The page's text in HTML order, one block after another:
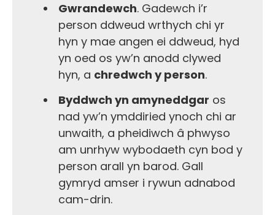
Gwrandewch. Gadewch i’r
person ddweud wrthych chi yr
hyn y mae angen ei ddweud, hyd
yn oed os yw’n anodd clywed
hyn, a chredwch y person.
Byddwch yn amyneddgar os
nad yw’n ymddiried ynoch chi ar
unwaith, a pheidiwch â phwyso
am unrhyw wybodaeth cyn bod y
person arall yn barod. Gall
gymryd amser i rywun adnabod
cam-drin.